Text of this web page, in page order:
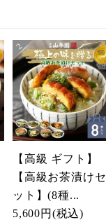
【高級 ギフト】
【高級お茶漬けセ
ット】(8種...
5,600円 (税込)